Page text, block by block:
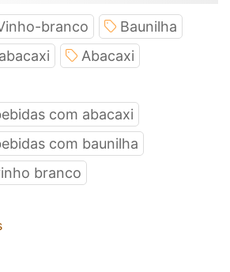
branco
Baunilha
Abacaxi
com abacaxi
com baunilha
branco